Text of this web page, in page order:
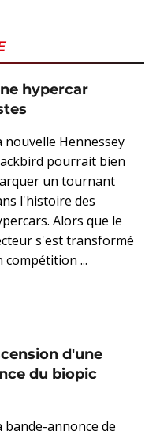
hypercar
nouvelle Hennessey
pourrait bien
un tournant
l'histoire des
Alors que le
s'est transformé
compétition ...
d'une
du biopic
bande-annonce de